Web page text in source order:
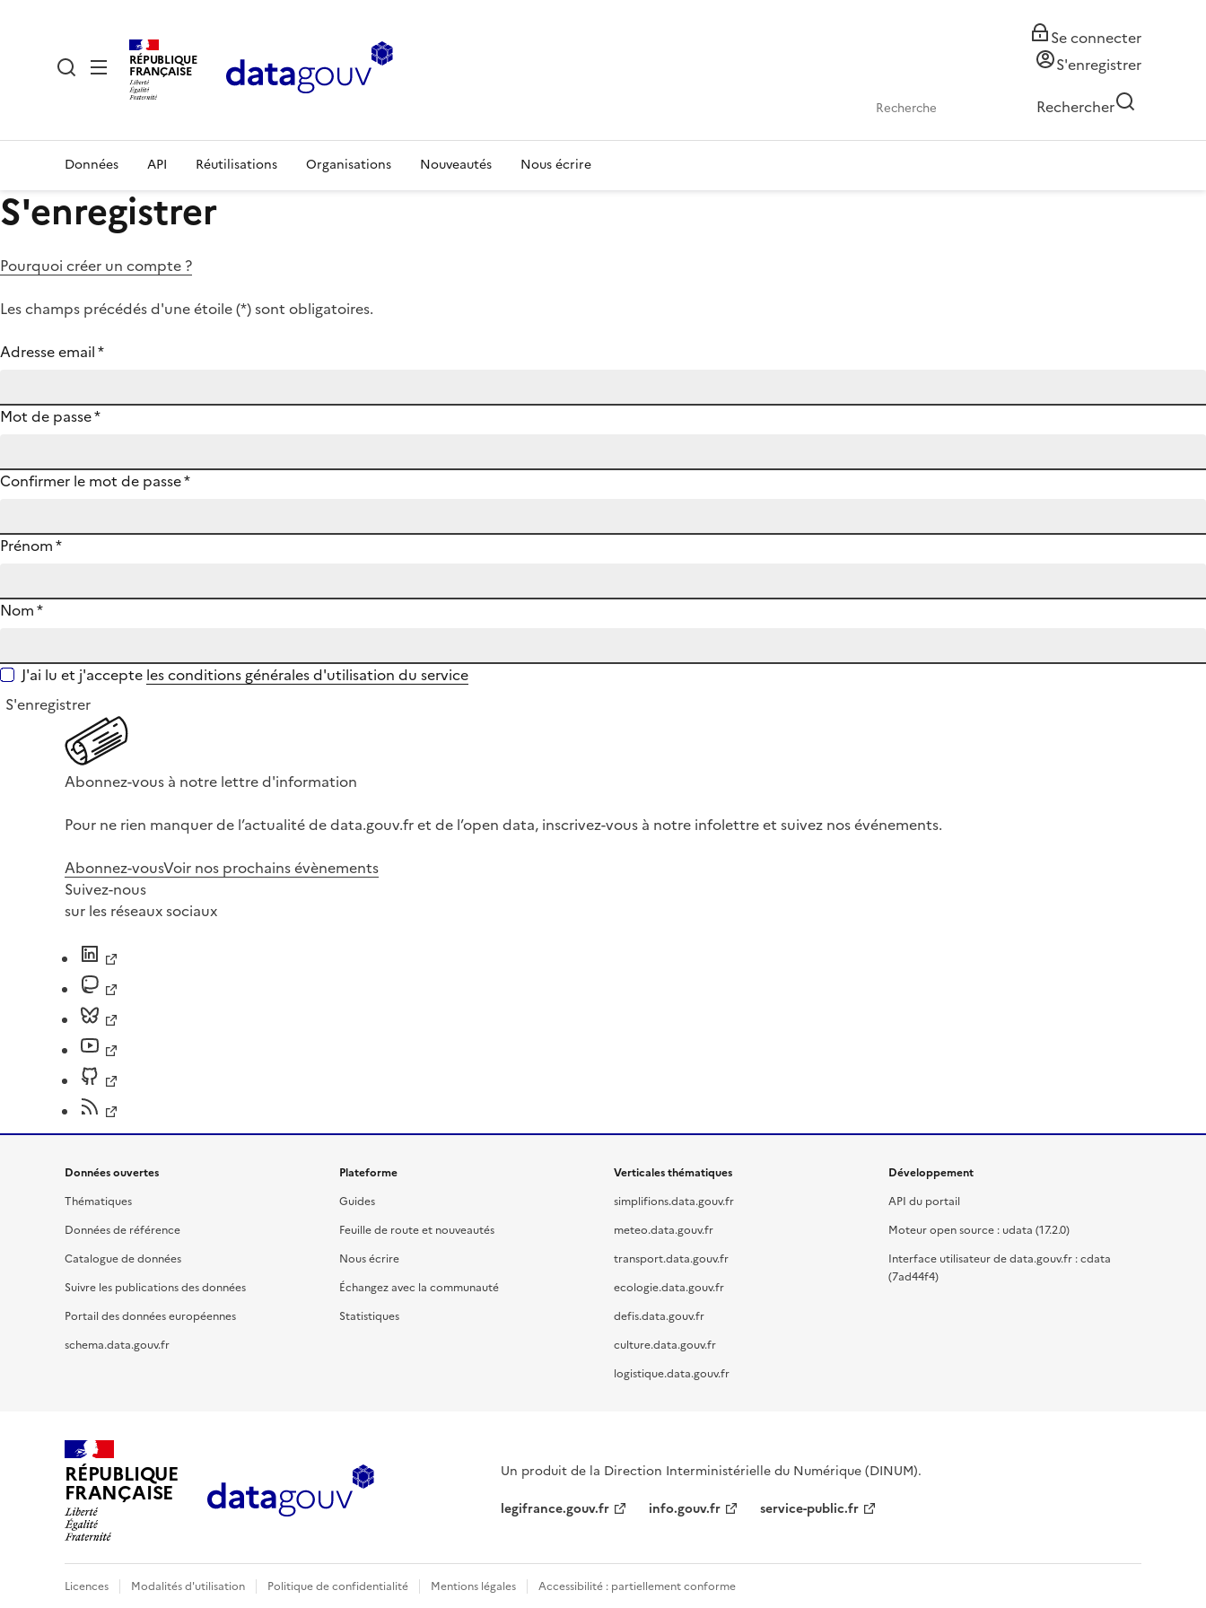
RÉPUBLIQUE
FRANÇAISE
Se connecter
S'enregistrer
Rechercher
Données API Réutilisations Organisations Nouveautés Nous écrire
S'enregistrer
Pourquoi créer un compte ?
Les champs précédés d'une étoile (*) sont obligatoires.
Adresse email*
Mot de passe*
Confirmer le mot de passe*
Prénom*
Nom*
J'ai lu et j'accepte les conditions générales d'utilisation du service
S'enregistrer
Abonnez-vous à notre lettre d'information
Pour ne rien manquer de l’actualité de data.gouv.fr et de l’open data, inscrivez-vous à notre infolettre et suivez nos événements.
Abonnez-vousVoir nos prochains évènements
Suivez-nous
sur les réseaux sociaux
Données ouvertes
Thématiques
Données de référence
Catalogue de données
Suivre les publications des données
Portail des données européennes
schema.data.gouv.fr
Plateforme
Guides
Feuille de route et nouveautés
Nous écrire
Échangez avec la communauté
Statistiques
Verticales thématiques
simplifions.data.gouv.fr
meteo.data.gouv.fr
transport.data.gouv.fr
ecologie.data.gouv.fr
defis.data.gouv.fr
culture.data.gouv.fr
logistique.data.gouv.fr
Développement
API du portail
Moteur open source : udata (17.2.0)
Interface utilisateur de data.gouv.fr : cdata
(7ad44f4)
RÉPUBLIQUE
FRANÇAISE
Un produit de la Direction Interministérielle du Numérique (DINUM).
legifrance.gouv.fr
info.gouv.fr service-public.fr
Licences Modalités d'utilisation Politique de confidentialité Mentions légales Accessibilité : partiellement conforme